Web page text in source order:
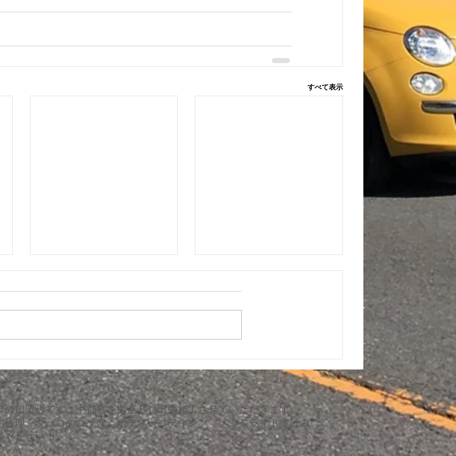
すべて表示
跡補修
の加盟店です。宇都宮を拠点とし出張施工させていただきます。
修理 タバコのコゲ穴 ボディーコティング ヘッドライト黄ばみ
ださい！